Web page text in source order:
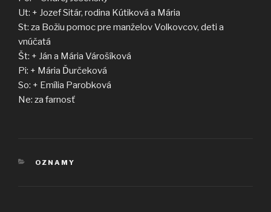
Ut: + Jozef Sitár, rodina Kútiková a Mária
St: za Božiu pomoc pre manželov Volkovcov, deti a
vnúčatá
Št: + Ján a Mária Várošíková
Pi: + Mária Ďurčeková
So: + Emília Parobková
Ne: za farnosť
KATEGÓRIE
OZNAMY